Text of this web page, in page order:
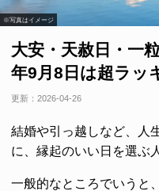
※写真はイメージ
大安・天赦日・一
年9月8日は超ラッ
更新： 2026-04-26
結婚や引っ越しなど、人
に、縁起のいい日を選ぶ
一般的なところでいうと